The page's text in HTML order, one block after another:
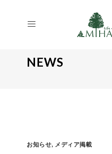
NEWS
お知らせ, メディア掲載